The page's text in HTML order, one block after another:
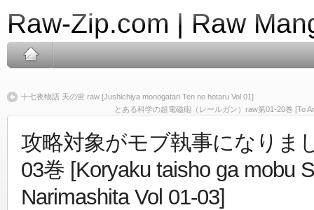
Raw-Zip.com | Raw
十七夜物語 天の蛍 raw [Jushichiya monogatari Ten no hotaru Vol 01]
とある科学の超電磁砲（レールガン）raw第01-20巻 [To
攻略対象がモブ執事になりま
03巻 [Koryaku taisho ga mobu
Narimashita Vol 01-03]